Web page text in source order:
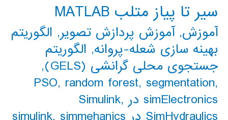
سیر تا پیاز متلب MATLAB
آموزش,آموزش پردازش تصویر, الگوریتم
بهینه سازی شعله-پروانه, الگوریتم
جستجوی محلی گرانشی (GELS)
,
PSO, random forest, segmentation,
simElectronics در Simulink
,